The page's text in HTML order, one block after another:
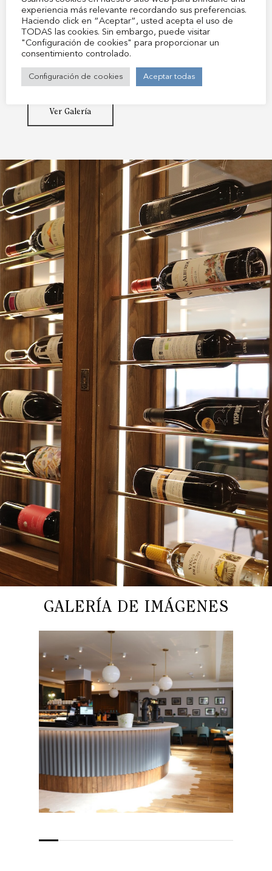
especial en la que la gran mayoría procede de
bodegas y empresas familiares del Alto Aragón,
reflejando así nuestro compromiso con la tierra y
con quienes la trabajan cada día.
Ver Galería
GALERÍA DE IMÁGENES
Aínsa
Historia
Reservar
Français
Política de Privacidad
Política de Cookies
Condiciones Generales
Aviso Legal
experiencia más relevante recordando sus preferencias.
Haciendo click en “Aceptar”, usted acepta el uso de
TODAS las cookies. Sin embargo, puede visitar
"Configuración de cookies" para proporcionar un
consentimiento controlado.
Configuración de cookies Aceptar todas